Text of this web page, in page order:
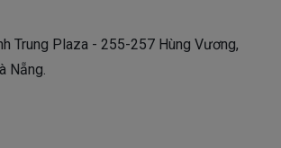
Trung Plaza - 255-257 Hùng Vương,
Nẵng.